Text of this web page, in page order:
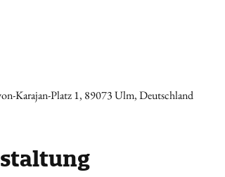
Karajan-Platz 1, 89073 Ulm, Deutschland